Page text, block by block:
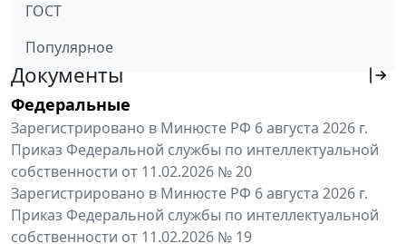
ГОСТ
Популярное
Документы
Федеральные
Зарегистрировано в Минюсте РФ 6 августа 2026 г.
Приказ Федеральной службы по интеллектуальной
собственности от 11.02.2026 № 20
Зарегистрировано в Минюсте РФ 6 августа 2026 г.
Приказ Федеральной службы по интеллектуальной
собственности от 11.02.2026 № 19